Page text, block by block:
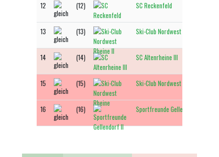
12 (12) SC Reckenfeld
13 (13) Ski-Club Nordwest Rheine II
14 (14) SC Altenrheine III
15 (15) Ski-Club Nordwest Rheine
16 (16) Sportfreunde Gellendorf II